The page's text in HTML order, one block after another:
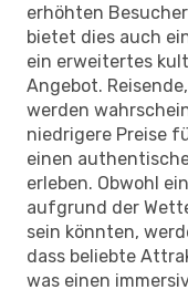
erhöhten
bietet dies auch
ein erweitertes
Angebot.
werden
niedrigere Preise
einen
erleben. Obwohl
aufgrund der
sein könnten,
dass beliebte
was einen